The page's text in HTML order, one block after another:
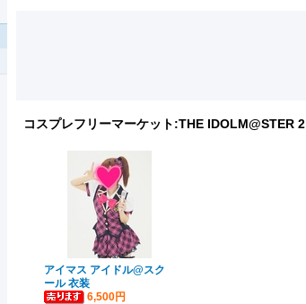
コスプレフリーマーケット:THE IDOLM@STER 2
アイマス アイドル@スク
ール 衣装
6,500円